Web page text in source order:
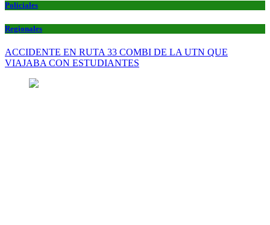
Policiales
Regionales
ACCIDENTE EN RUTA 33 COMBI DE LA UTN QUE
VIAJABA CON ESTUDIANTES